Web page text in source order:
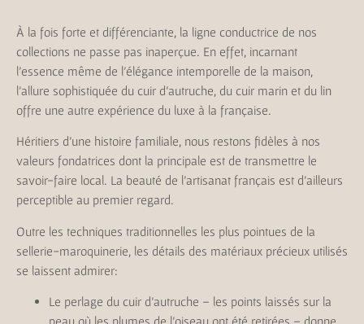
À la fois forte et différenciante, la ligne conductrice de nos
collections ne passe pas inaperçue. En effet, incarnant
l’essence même de l’élégance intemporelle de la maison,
l’allure sophistiquée du cuir d’autruche, du cuir marin et du lin
offre une autre expérience du luxe à la française.
Héritiers d’une histoire familiale, nous restons fidèles à nos
valeurs fondatrices dont la principale est de transmettre le
savoir-faire local. La beauté de l’artisanat français est d’ailleurs
perceptible au premier regard.
Outre les techniques traditionnelles les plus pointues de la
sellerie-maroquinerie, les détails des matériaux précieux utilisés
se laissent admirer:
Le perlage du cuir d’autruche – les points laissés sur la
peau où les plumes de l’oiseau ont été retirées – donne